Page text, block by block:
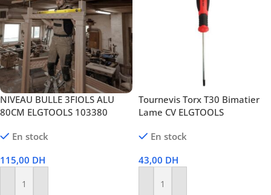
NIVEAU BULLE 3FIOLS ALU
80CM ELGTOOLS 103380
En stock
115,00 DH
Ajouter Au Panier
Tournevis Torx T30 Bimatier
Lame CV ELGTOOLS
En stock
43,00 DH
Ajouter Au Panier